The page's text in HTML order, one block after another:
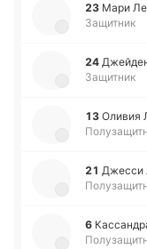
23 Мари
Защитник
24
Защитник
13 Оливия
21 Джесси
6